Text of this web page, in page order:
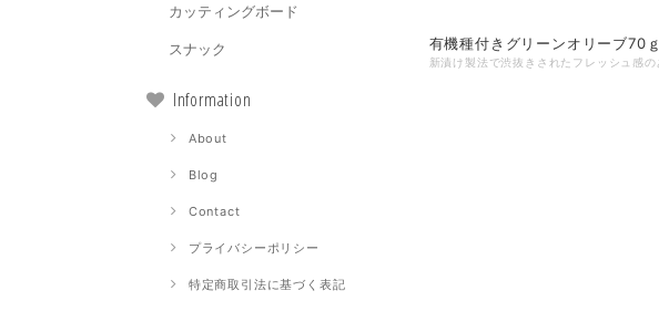
カッティングボード
スナック
Information
About
Blog
Contact
プライバシーポリシー
特定商取引法に基づく表記
有機種付きグリーンオリーブ70ｇ